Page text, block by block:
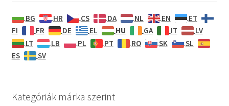
BG HR CS DA NL EN
ET
FI
FR DE EL HU GA IT
LV
LT
LB PL PT RO SK
SL
ES
SV
Kategóriák márka szerint